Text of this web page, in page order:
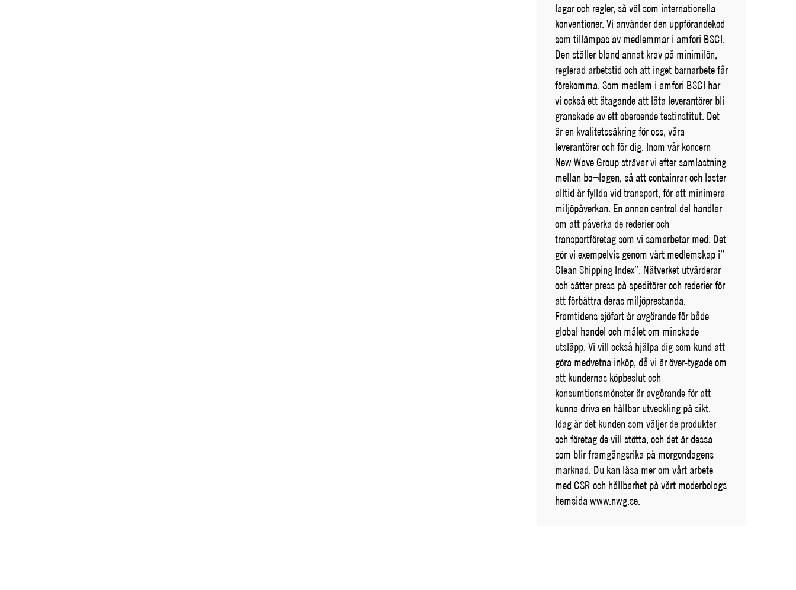
lagar och regler, så väl som internationella
konventioner. Vi använder den uppförandekod
som tillämpas av medlemmar i amfori BSCI.
Den ställer bland annat krav på minimilön,
reglerad arbetstid och att inget barnarbete får
förekomma. Som medlem i amfori BSCI har
vi också ett åtagande att låta leverantörer bli
granskade av ett oberoende testinstitut. Det
är en kvalitetssäkring för oss, våra
leverantörer och för dig. Inom vår koncern
New Wave Group strävar vi efter samlastning
mellan bo¬lagen, så att containrar och laster
alltid är fyllda vid transport, för att minimera
miljöpåverkan. En annan central del handlar
om att påverka de rederier och
transportföretag som vi samarbetar med. Det
gör vi exempelvis genom vårt medlemskap i”
Clean Shipping Index”. Nätverket utvärderar
och sätter press på speditörer och rederier för
att förbättra deras miljöprestanda.
Framtidens sjöfart är avgörande för både
global handel och målet om minskade
utsläpp. Vi vill också hjälpa dig som kund att
göra medvetna inköp, då vi är över-tygade om
att kundernas köpbeslut och
konsumtionsmönster är avgörande för att
kunna driva en hållbar utveckling på sikt.
Idag är det kunden som väljer de produkter
och företag de vill stötta, och det är dessa
som blir framgångsrika på morgondagens
marknad. Du kan läsa mer om vårt arbete
med CSR och hållbarhet på vårt moderbolags
hemsida www.nwg.se.